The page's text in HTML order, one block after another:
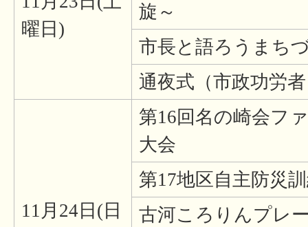
曜日)
旋～
市長と語ろうまち
通夜式（市政功労
11月24日(日
第16回名の崎会フ
大会
第17地区自主防災
古河ころりんプレ